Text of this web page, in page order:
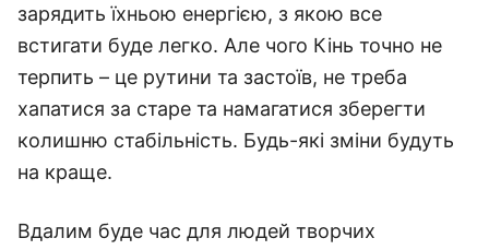
зарядить їхньою енергією, з якою все
встигати буде легко. Але чого Кінь точно не
терпить – це рутини та застоїв, не треба
хапатися за старе та намагатися зберегти
колишню стабільність. Будь-які зміни будуть
на краще.
Вдалим буде час для людей творчих